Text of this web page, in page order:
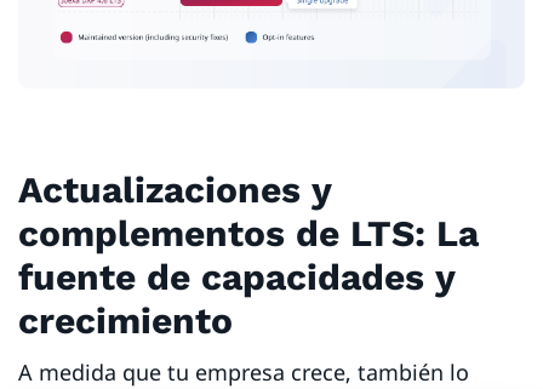
Actualizaciones y
complementos de LTS: La
fuente de capacidades y
crecimiento
A medida que tu empresa crece, también lo